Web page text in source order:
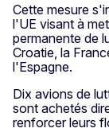
Cette mesure
l'UE visant à
permanente de
Croatie, la
l'Espagne.
Dix avions de
sont achetés
renforcer leurs